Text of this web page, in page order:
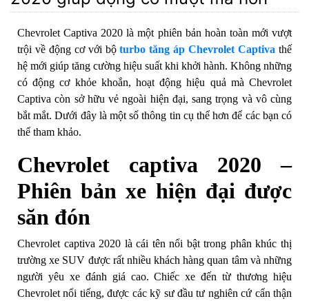
Chevrolet Captiva 2020 là một phiên bản hoàn toàn mới vượt
trội về động cơ với bộturbo tăng áp Chevrolet Captiva thế
hệ mới giúp tăng cường hiệu suất khi khởi hành. Không những
có động cơ khỏe khoắn, hoạt động hiệu quả mà Chevrolet
Captiva còn sở hữu vẻ ngoài hiện đại, sang trọng và vô cùng
bắt mắt. Dưới đây là một số thông tin cụ thể hơn để các bạn có
thể tham khảo.
Chevrolet captiva 2020 –
Phiên bản xe hiện đại được
săn đón
Chevrolet captiva 2020 là cái tên nổi bật trong phân khúc thị
trường xe SUV được rất nhiều khách hàng quan tâm và những
người yêu xe đánh giá cao. Chiếc xe đến từ thương hiệu
Chevrolet nổi tiếng, được các kỹ sư đầu tư nghiên cứ cẩn thận